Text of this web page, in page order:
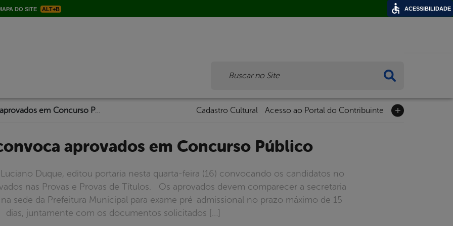
DO SITE ALT+B
Prefeitura convoca aprovados em Concurso Público Cadastro Cultural Acesso ao Portal do Contribuinte
aprovados em Concurso Público
Duque, editou portaria nesta quarta-feira (16) convocando os candidatos no
nas Provas e Provas de Títulos. Os aprovados devem comparecer a secretaria
sede da Prefeitura Municipal para exame pré-admissional no prazo máximo de 15
dias, juntamente com os documentos solicitados […]
ACESSIBILIDADE